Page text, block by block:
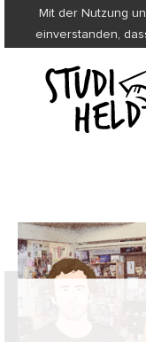
Mit der Nutzung
einverstanden,